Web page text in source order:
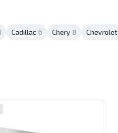
Cadillac 6 Chery 8 Chevrolet